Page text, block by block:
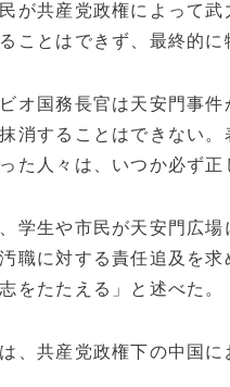
が共産党政権によって
ることはできず、最終的
オ国務長官は天安門事
消することはできない
た人々は、いつか必ず
学生や市民が天安門広
職に対する責任追及を
をたたえる」と述べた。
、共産党政権下の中国